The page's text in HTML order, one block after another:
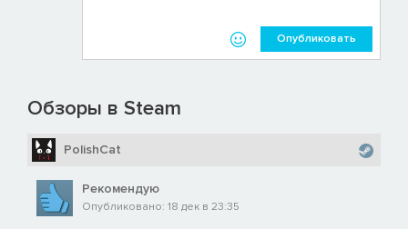
Опубликовать
Обзоры в Steam
PolishCat
Рекомендую
Опубликовано: 18 дек в 23:35